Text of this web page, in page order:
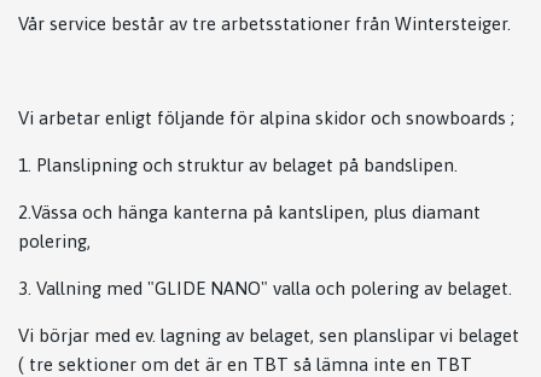
Vår service består av tre arbetsstationer från Wintersteiger.
Vi arbetar enligt följande för alpina skidor och snowboards ;
1. Planslipning och struktur av belaget på bandslipen.
2.Vässa och hänga kanterna på kantslipen, plus diamant
polering,
3. Vallning med "GLIDE NANO" valla och polering av belaget.
Vi börjar med ev. lagning av belaget, sen planslipar vi belaget
( tre sektioner om det är en TBT så lämna inte en TBT